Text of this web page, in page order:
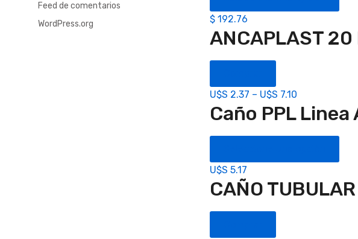
$192.76
ANCAPLAST 20
U$S 2.37 – U$S 7.10
Caño PPL Linea
U$S5.17
CAÑO
Feed de comentarios
WordPress.org